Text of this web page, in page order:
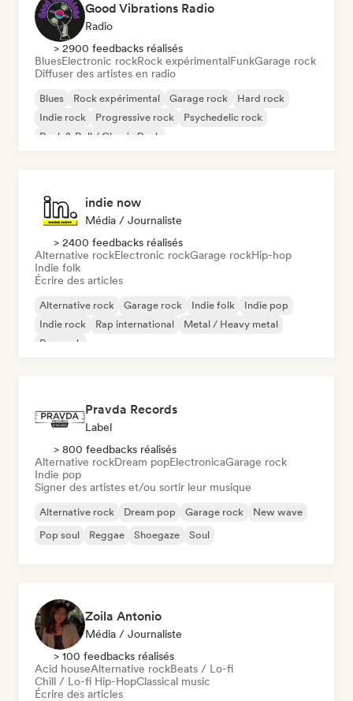
Good Vibrations Radio
Radio
> 2900 feedbacks réalisés
BluesElectronic rockRock expérimentalFunkGarage rock
Diffuser des artistes en radio
Blues Rock expérimental Garage rock
Hard rock
Indie rock
Progressive rock
Psychedelic rock
Rock & Roll / Classic Rock
indie now
Média / Journaliste
> 2400 feedbacks réalisés
Alternative rockElectronic rockGarage rockHip-hop
Indie folk
Écrire des articles
Alternative rock Garage rock Indie folk
Indie pop
Indie rock
Rap international
Metal / Heavy metal
Pop rock
Pravda Records
Label
> 800 feedbacks réalisés
Alternative rockDream popElectronicaGarage rock
Indie pop
Signer des artistes et/ou sortir leur musique
Alternative rock Dream pop Garage rock
New wave
Pop soul
Reggae Shoegaze Soul
Zoila Antonio
Média / Journaliste
> 100 feedbacks réalisés
Acid houseAlternative rockBeats / Lo-fi
Chill / Lo-fi Hip-HopClassical music
Écrire des articles